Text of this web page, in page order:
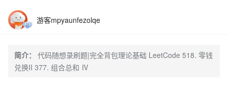
游客mpyaunfezolqe
简介：
代码随想录刷题|完全背包理论基础 LeetCode 518. 零钱
兑换II 377. 组合总和 Ⅳ